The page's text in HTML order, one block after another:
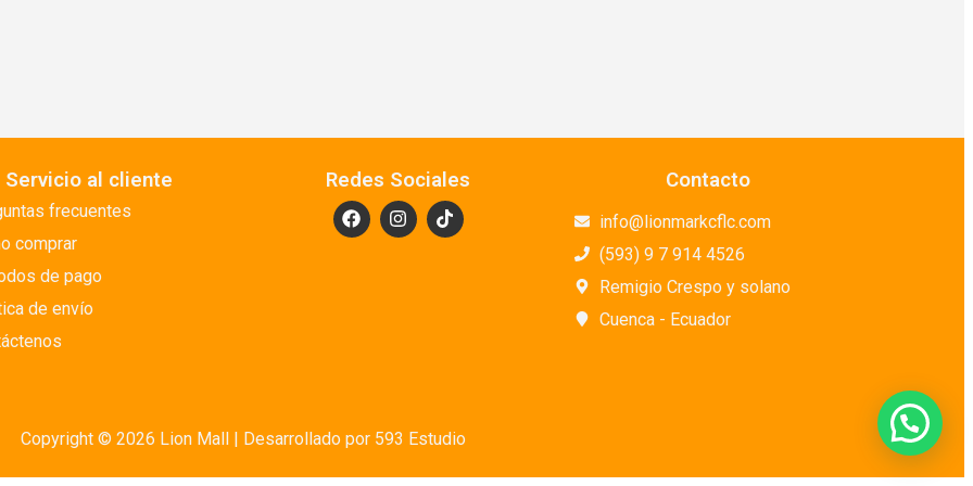
Servicio al cliente
frecuentes
comprar
de pago
de envío
Redes Sociales Contacto
info@lionmarkcflc.com
(593) 9 7 914 4526
Remigio Crespo y solano
Cuenca - Ecuador
Copyright © 2026 Lion Mall | Desarrollado por 593 Estudio